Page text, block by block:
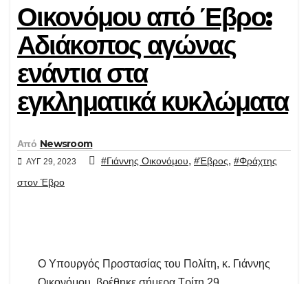
Οικονόμου από Έβρο:
Αδιάκοπος αγώνας
ενάντια στα
εγκληματικά κυκλώματα
Από Newsroom
ΑΥΓ 29, 2023 #Γιάννης Οικονόμου, #Έβρος, #Φράχτης
στον Έβρο
Ο Υπουργός Προστασίας του Πολίτη, κ. Γιάννης